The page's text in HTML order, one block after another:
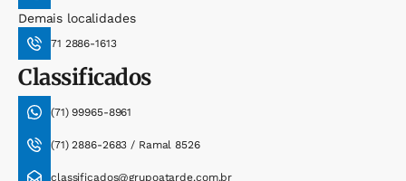
Demais localidades
71 2886-1613
Classificados
(71) 99965-8961
(71) 2886-2683 / Ramal 8526
classificados@grupoatarde.com.br